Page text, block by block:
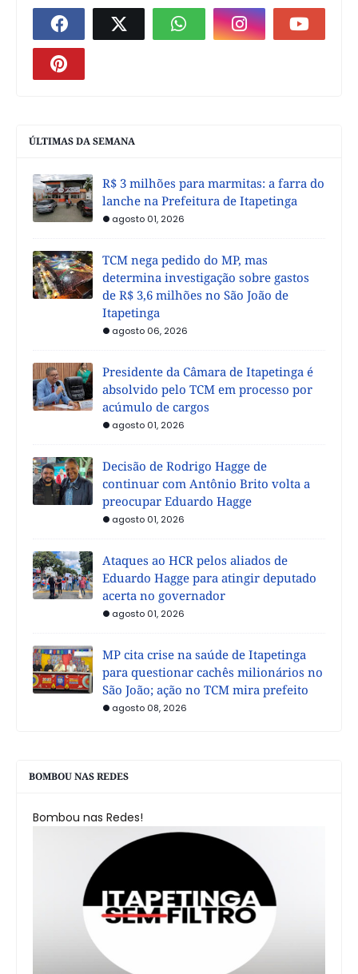
ÚLTIMAS DA SEMANA
R$ 3 milhões para marmitas: a farra do
lanche na Prefeitura de Itapetinga
agosto 01, 2026
TCM nega pedido do MP, mas
determina investigação sobre gastos
de R$ 3,6 milhões no São João de
Itapetinga
agosto 06, 2026
Presidente da Câmara de Itapetinga é
absolvido pelo TCM em processo por
acúmulo de cargos
agosto 01, 2026
Decisão de Rodrigo Hagge de
continuar com Antônio Brito volta a
preocupar Eduardo Hagge
agosto 01, 2026
Ataques ao HCR pelos aliados de
Eduardo Hagge para atingir deputado
acerta no governador
agosto 01, 2026
MP cita crise na saúde de Itapetinga
para questionar cachês milionários no
São João; ação no TCM mira prefeito
agosto 08, 2026
BOMBOU NAS REDES
Bombou nas Redes!